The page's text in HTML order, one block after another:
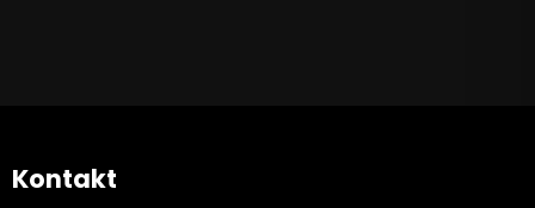
Kontakt